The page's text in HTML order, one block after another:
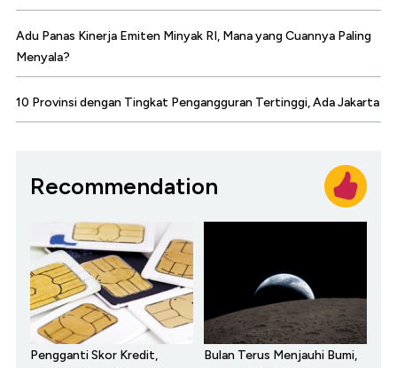
Adu Panas Kinerja Emiten Minyak RI, Mana yang Cuannya Paling
Menyala?
10 Provinsi dengan Tingkat Pengangguran Tertinggi, Ada Jakarta
Recommendation
Pengganti Skor Kredit,
Bulan Terus Menjauhi Bumi,